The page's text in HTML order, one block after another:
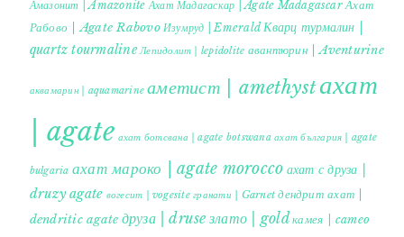
Амазонит | Amazonite Ахат Мадагаскар | Agate Madagascar Ахат
Рабово | Agate Rabovo Изумруд | Emerald Кварц турмалин |
quartz tourmaline Лепидолит | lepidolite авантюрин | Aventurine
аквамарин | aquamarine аметист | amethystахат
| agate ахат ботсвана | agate botswana ахат българия | agate
bulgaria ахат мароко | agate morocco ахат с друза |
druzy agate вогесит | vogesite гранати | Garnet дендрит ахат |
dendritic agate друза | druse злато | gold камея | cameo